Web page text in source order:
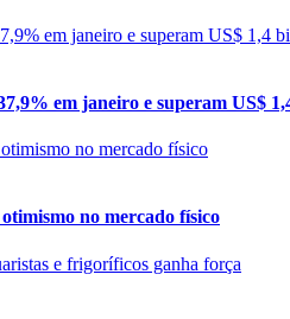
em janeiro e superam US$
no mercado físico